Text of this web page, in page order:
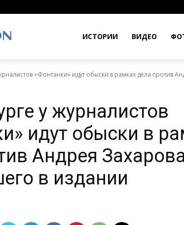
ИСТОРИИ ВИДЕО
«Фонтанки» идут обыски в рамках дела против
у журналистов
идут обыски в
Андрея
в издании